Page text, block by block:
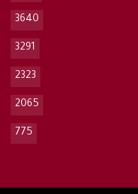
3640
3291
2323
2065
775